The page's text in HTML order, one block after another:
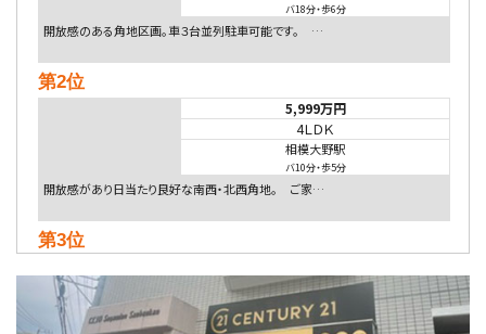
バ18分・歩6分
開放感のある角地区画。車３台並列駐車可能です。 …
第2位
5,999万円
4ＬＤＫ
相模大野駅
バ10分・歩5分
開放感があり日当たり良好な南西・北西角地。 ご家…
第3位
4ＬＤＫ
相模大野駅
バ9分・歩4分